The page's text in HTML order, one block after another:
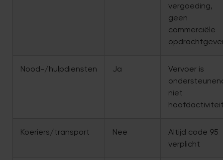
vergoeding,
geen
commerciële
Nood-/hulpdiensten Ja
Vervoer is
niet
Koeriers/transport Nee
Altijd code 95
verplicht